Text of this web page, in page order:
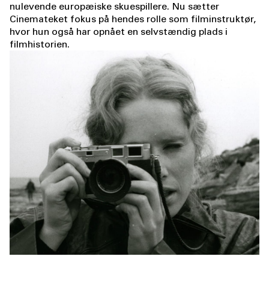
nulevende europæiske skuespillere. Nu sætter
Cinemateket fokus på hendes rolle som filminstruktør,
hvor hun også har opnået en selvstændig plads i
filmhistorien.